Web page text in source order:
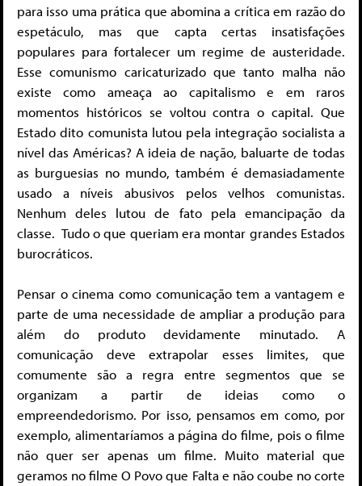
para isso uma prática que abomina a crítica em razão do
espetáculo, mas que capta certas insatisfações
populares para fortalecer um regime de austeridade.
Esse comunismo caricaturizado que tanto malha não
existe como ameaça ao capitalismo e em raros
momentos históricos se voltou contra o capital. Que
Estado dito comunista lutou pela integração socialista a
nível das Américas? A ideia de nação, baluarte de todas
as burguesias no mundo, também é demasiadamente
usado a níveis abusivos pelos velhos comunistas.
Nenhum deles lutou de fato pela emancipação da
classe. Tudo o que queriam era montar grandes Estados
burocráticos.
Pensar o cinema como comunicação tem a vantagem e
parte de uma necessidade de ampliar a produção para
além do produto devidamente minutado. A
comunicação deve extrapolar esses limites, que
comumente são a regra entre segmentos que se
organizam a partir de ideias como o
empreendedorismo. Por isso, pensamos em como, por
exemplo, alimentaríamos a página do filme, pois o filme
não quer ser apenas um filme. Muito material que
geramos no filme O Povo que Falta e não coube no corte